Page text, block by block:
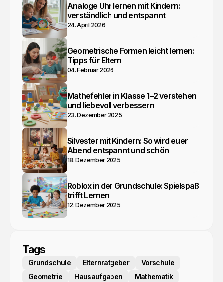
Analoge Uhr lernen mit Kindern:
verständlich und entspannt
24. April 2026
Geometrische Formen leicht lernen:
Tipps für Eltern
04. Februar 2026
Mathefehler in Klasse 1–2 verstehen
und liebevoll verbessern
23. Dezember 2025
Silvester mit Kindern: So wird euer
Abend entspannt und schön
18. Dezember 2025
Roblox in der Grundschule: Spielspaß
trifft Lernen
12. Dezember 2025
Tags
Grundschule Elternratgeber
Vorschule
Geometrie
Hausaufgaben
Mathematik